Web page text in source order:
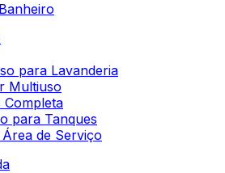
para Lavanderia
Multiuso
Completa
para Tanques
de Serviço